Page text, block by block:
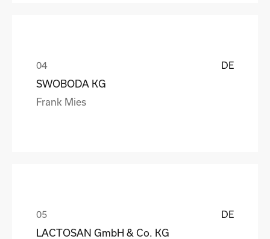
DE
SWOBODA KG
Frank Mies
DE
LACTOSAN GmbH & Co. KG